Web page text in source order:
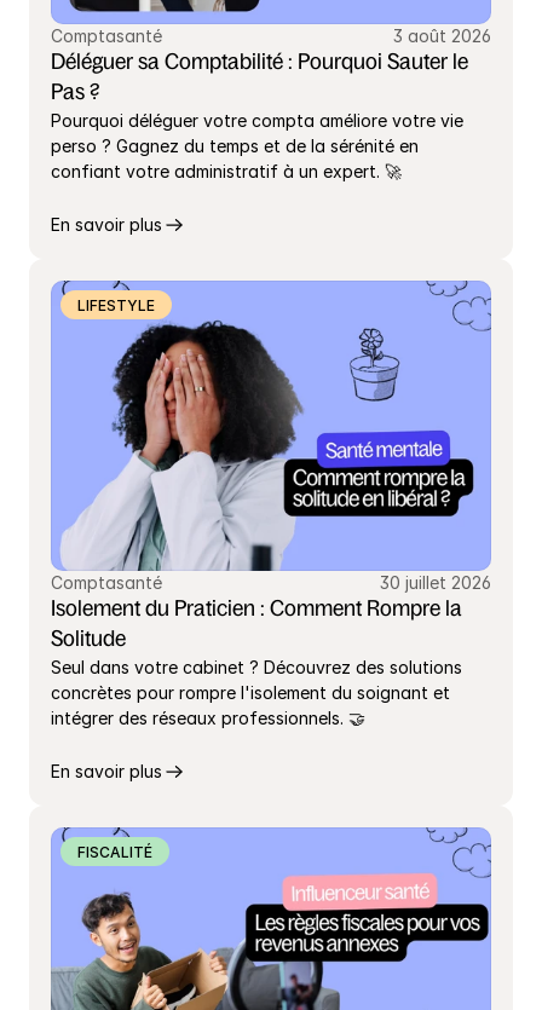
Comptasanté 3 août 2026
Déléguer sa Comptabilité : Pourquoi Sauter le
Pas ?
Pourquoi déléguer votre compta améliore votre vie
perso ? Gagnez du temps et de la sérénité en
confiant votre administratif à un expert. 🚀
En savoir plus
LIFESTYLE
Comptasanté 30 juillet 2026
Isolement du Praticien : Comment Rompre la
Solitude
Seul dans votre cabinet ? Découvrez des solutions
concrètes pour rompre l'isolement du soignant et
intégrer des réseaux professionnels. 🤝
En savoir plus
FISCALITÉ